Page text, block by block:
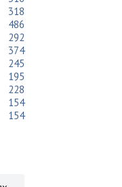
318
486
292
374
245
195
228
154
154